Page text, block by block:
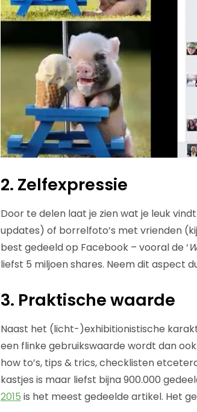
2. Zelfexpressie
Door te delen laat je zien wat je leuk
updates) of borrelfoto’s met vrienden
best gedeeld op Facebook – vooral de ‘
liefst 5 miljoen shares. Neem dit aspect
3. Praktische waarde
Naast het (licht-)exhibitionistische
een flinke gebruikswaarde wordt dan
how to’s, tips & trics, checklisten
kastjes is maar liefst bijna 900.000
2015 is het meest gedeelde artikel. Het